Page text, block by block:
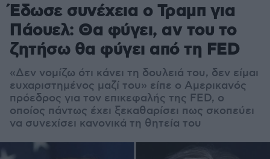
Έδωσε συνέχεια ο Τραμπ για
Πάουελ: Θα φύγει, αν του το
ζητήσω θα φύγει από τη FED
«Δεν νομίζω ότι κάνει τη δουλειά του, δεν είμαι
ευχαριστημένος μαζί του» είπε ο Αμερικανός
πρόεδρος για τον επικεφαλής της FED, ο
οποίος πάντως έχει ξεκαθαρίσει πως σκοπεύει
να συνεχίσει κανονικά τη θητεία του